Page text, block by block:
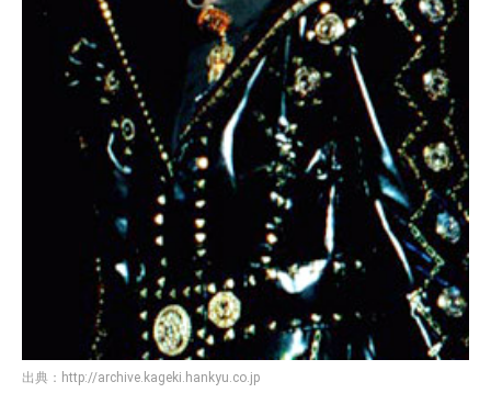
出典： http://archive.kageki.hankyu.co.jp